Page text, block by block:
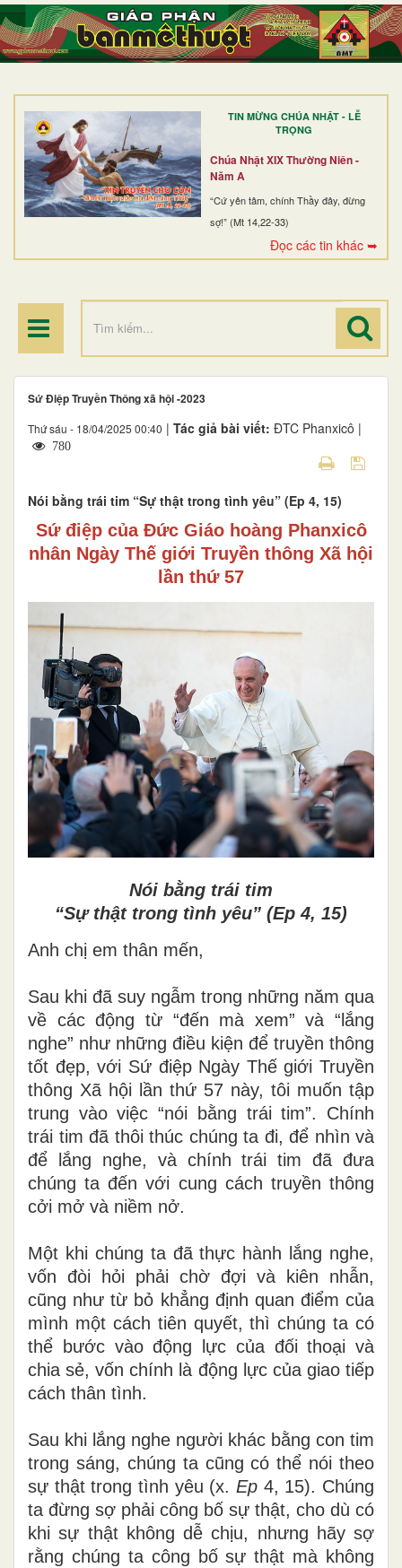
TIN MỪNG CHÚA NHẬT - LỄ
TRỌNG
Chúa Nhật XIX Thường Niên -
Năm A
“Cứ yên tâm, chính Thầy đây, đừng
sợ!” (Mt 14,22-33)
Đọc các tin khác ➥
TRANG NHẤT
GIỚI THIỆU
DÒNG TU
BAN MỤC VỤ
ĐOÀN THỂ CG
ĐIỂM HÀNH HƯƠNG
Sứ Điệp Truyền Thông xã hội -2023
Thứ sáu - 18/04/2025 00:40 | Tác giả bài viết: ĐTC Phanxicô |
780
Nói bằng trái tim “Sự thật trong tình yêu” (Ep 4, 15)
Sứ điệp của Đức Giáo hoàng Phanxicô
nhân Ngày Thế giới Truyền thông Xã hội
lần thứ 57
Nói bằng trái tim
“Sự thật trong tình yêu” (Ep 4, 15)
Anh chị em thân mến,
Sau khi đã suy ngẫm trong những năm qua
về các động từ “đến mà xem” và “lắng
nghe” như những điều kiện để truyền thông
tốt đẹp, với Sứ điệp Ngày Thế giới Truyền
thông Xã hội lần thứ 57 này, tôi muốn tập
trung vào việc “nói bằng trái tim”. Chính
trái tim đã thôi thúc chúng ta đi, để nhìn và
để lắng nghe, và chính trái tim đã đưa
chúng ta đến với cung cách truyền thông
cởi mở và niềm nở.
Một khi chúng ta đã thực hành lắng nghe,
vốn đòi hỏi phải chờ đợi và kiên nhẫn,
cũng như từ bỏ khẳng định quan điểm của
mình một cách tiên quyết, thì chúng ta có
thể bước vào động lực của đối thoại và
chia sẻ, vốn chính là động lực của giao tiếp
cách thân tình.
Sau khi lắng nghe người khác bằng con tim
trong sáng, chúng ta cũng có thể nói theo
sự thật trong tình yêu (x. Ep 4, 15). Chúng
ta đừng sợ phải công bố sự thật, cho dù có
khi sự thật không dễ chịu, nhưng hãy sợ
rằng chúng ta công bố sự thật mà không